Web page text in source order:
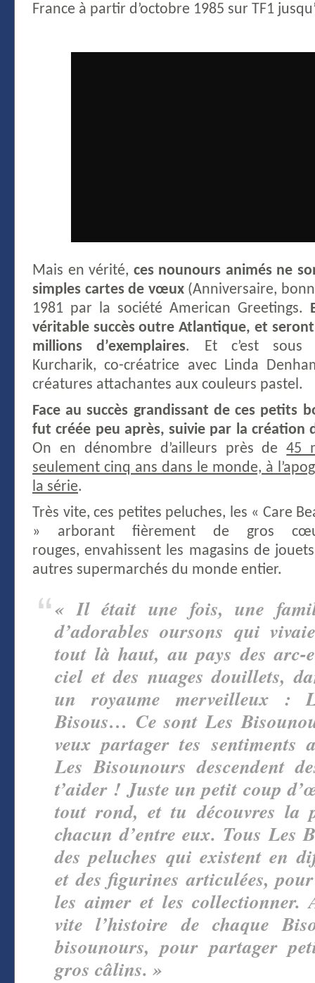
France à partir d’octobre 1985 sur TF1
Mais en vérité, ces nounours animés ne
simples cartes de vœux(Anniversaire,
1981 par la société American Greetings.
véritable succès outre Atlantique, et
millions d’exemplaires. Et c’est sous
Kurcharik, co-créatrice avec Linda
créatures attachantes aux couleurs pastel.
Face au succès grandissant de ces petits
fut créée peu après, suivie par la création
On en dénombre d’ailleurs près de45
seulement cinq ans dans le monde, à
la série.
Très vite, ces petites peluches, les « Care
» arborant fièrement de gros
rouges, envahissent les magasins de
autres supermarchés du monde entier.
« Il était une fois, une
d’adorables oursons qui
tout là haut, au pays des arc-
ciel et des nuages douillets,
un royaume merveilleux :
Bisous… Ce sont Les
veux partager tes sentiments
Les Bisounours descendent
t’aider ! Juste un petit coup
tout rond, et tu découvres la
chacun d’entre eux. Tous Les
des peluches qui existent en
et des figurines articulées,
les aimer et les collectionner.
vite l’histoire de chaque
bisounours, pour partager
gros câlins. »